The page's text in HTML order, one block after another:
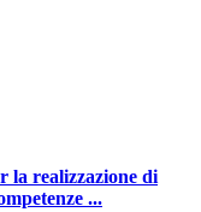
la realizzazione di
...